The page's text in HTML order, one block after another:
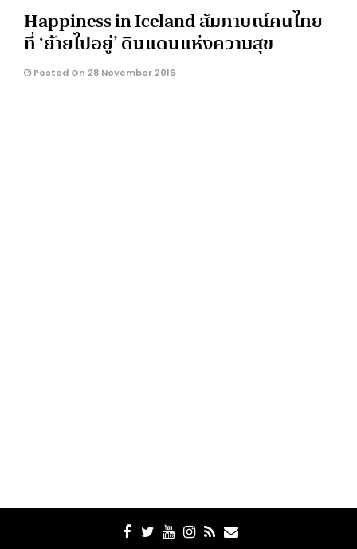
Happiness in Iceland สัมภาษณ์คนไทย
ที่ ‘ย้ายไปอยู่’ ดินแดนแห่งความสุข
Posted On 28 November 2016